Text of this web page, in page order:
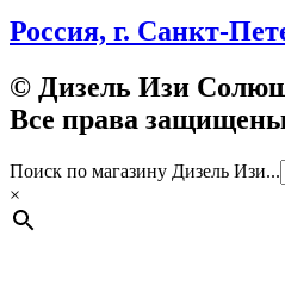
Россия, г. Санкт-
© Дизель Изи
Все права
Поиск по магазину Дизель Изи...
×